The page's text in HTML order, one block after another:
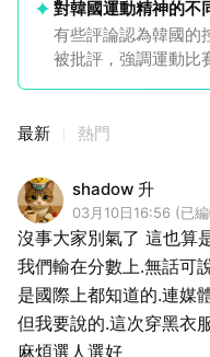
對韓國運動精神的不
有些評論認為韓國的
被批評，強調運動比
最新 熱門
shadow 升
03月10日16:56 (已
沒事大家別氣了 這也算
我們輸在分數上.無話可
是國際上都知道的.連媒
但我要說的.這次穿黑衣
麻煩選人選好